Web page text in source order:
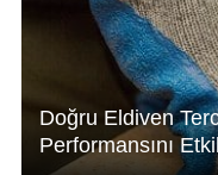
Doğru Eldiven
Performansını